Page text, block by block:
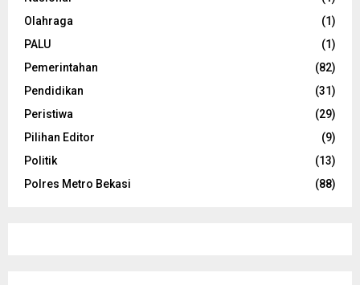
Olahraga
(1)
PALU
(1)
Pemerintahan
(82)
Pendidikan
(31)
Peristiwa
(29)
Pilihan Editor
(9)
Politik
(13)
Polres Metro Bekasi
(88)